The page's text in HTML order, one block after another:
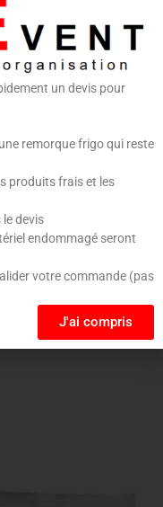
*
et mon site dans
commentaire.
un devis pour
remorque frigo qui reste
produits frais et les
devis
endommagé seront
votre commande (pas
J'ai compris